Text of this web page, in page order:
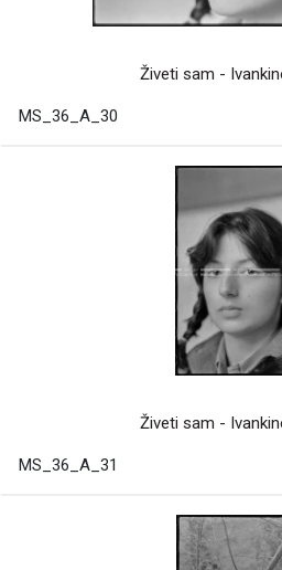
Živeti sam -
MS_36_A_30
Živeti sam -
MS_36_A_31